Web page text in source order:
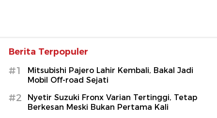
Berita Terpopuler
#1
Mitsubishi Pajero Lahir Kembali, Bakal Jadi
Mobil Off-road Sejati
#2
Nyetir Suzuki Fronx Varian Tertinggi, Tetap
Berkesan Meski Bukan Pertama Kali